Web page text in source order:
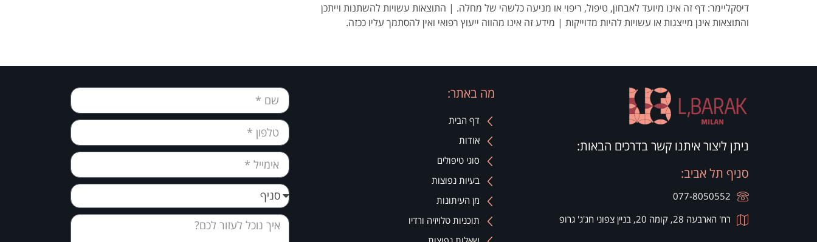
דיסקליימר: דף זה אינו מיועד לאבחון, טיפול, ריפוי או מניעה כלשהי של מחלה. | התוצאות עשויות להשתנות וייתכן
והתוצאות אינן מייצגות או עשויות להיות מדוייקות | מידע זה אינו מהווה ייעוץ רפואי ואין להסתמך עליו ככזה.
ניתן ליצור איתנו קשר בדרכים הבאות:
סניף תל אביב:
077-8050552
רח' הארבעה 28, קומה 20, בניין צפוני חג'ג' גרופ
מה באתר:
דף הבית
אודות
סוגי טיפולים
בעיות נפוצות
מן העיתונות
תוכניות טלויזיה ורדיו